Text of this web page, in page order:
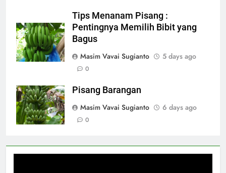
Tips Menanam Pisang :
Pentingnya Memilih Bibit yang
Bagus
Masim Vavai Sugianto
5 days ago
0
Pisang Barangan
Masim Vavai Sugianto
6 days ago
0